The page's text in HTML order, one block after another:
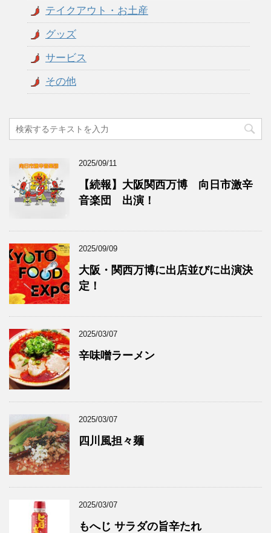
テイクアウト・お土産
グッズ
サービス
その他
2025/09/11
【続報】大阪関西万博 向日市激辛
音楽団 出演！
2025/09/09
大阪・関西万博に出店並びに出演決
定！
2025/03/07
辛味噌ラーメン
2025/03/07
四川風担々麺
2025/03/07
もへじ サラダの旨辛たれ